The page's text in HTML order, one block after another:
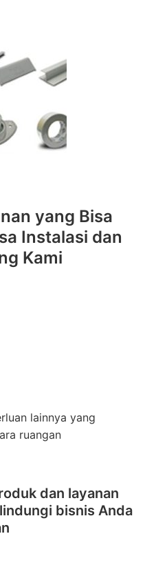
yang Bisa
Instalasi dan
Kami
lainnya yang
ruangan
dan layanan
bisnis Anda